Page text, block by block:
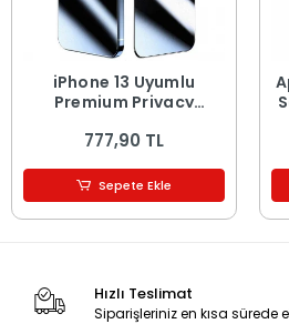
iPhone 13 Uyumlu
Premium Privacy
Ekran Koruyucu
777,90 TL
Sepete Ekle
Hızlı Teslimat
Siparişleriniz en kısa sürede